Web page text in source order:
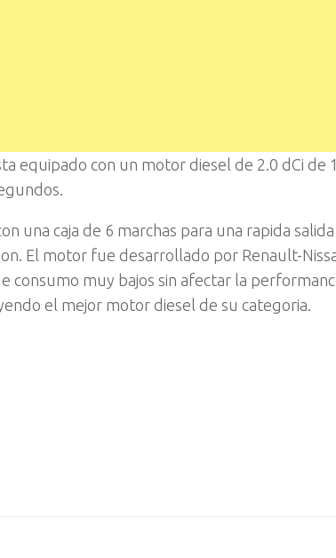
equipado con un motor diesel de 2.0 dCi de
una caja de 6 marchas para una rapida
El motor fue desarrollado por Renault-
consumo muy bajos sin afectar la
el mejor motor diesel de su categoria.